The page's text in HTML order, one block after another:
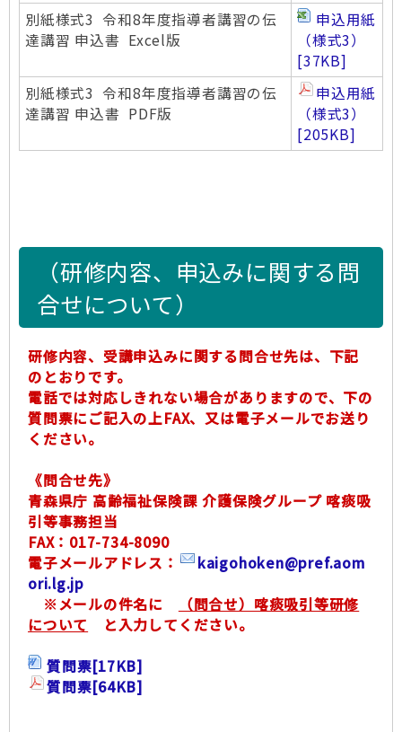
別紙様式3 令和8年度指導者講習の伝
達講習 申込書 Excel版
申込用紙
（様式3）
[37KB]
別紙様式3 令和8年度指導者講習の伝
達講習 申込書 PDF版
申込用紙
（様式3）
[205KB]
（研修内容、申込みに関する問
合せについて）
研修内容、受講申込みに関する問合せ先は、下記
のとおりです。
電話では対応しきれない場合がありますので、下の
質問票にご記入の上FAX、又は電子メールでお送り
ください。
《問合せ先》
青森県庁 高齢福祉保険課 介護保険グループ 喀痰吸
引等事務担当
FAX：017-734-8090
電子メールアドレス：
kaigohoken@pref.aom
ori.lg.jp
※メールの件名に
（問合せ）喀痰吸引等研修
について と入力してください。
質問票[17KB]
質問票[64KB]